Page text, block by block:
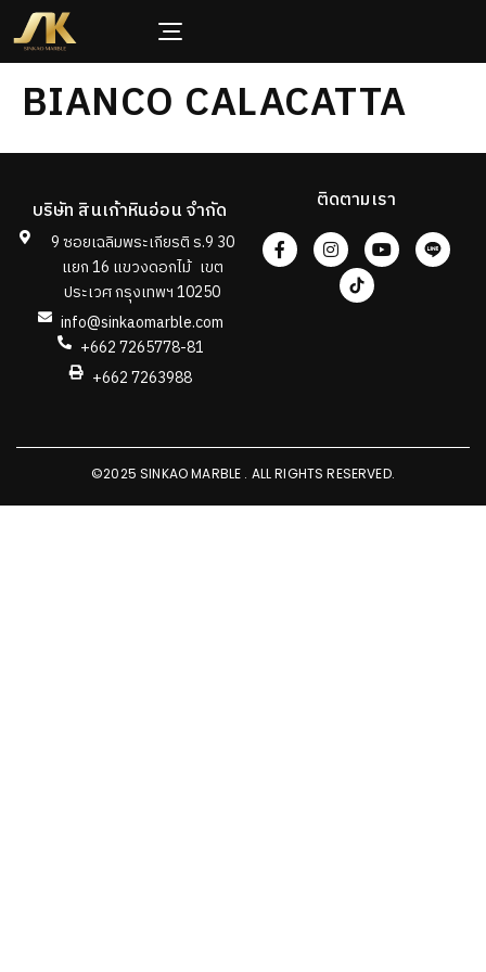
BIANCO CALACATTA
บริษัท สินเก้าหินอ่อน จำกัด
9 ซอยเฉลิมพระเกียรติ ร.9 30
แยก 16 แขวงดอกไม้ เขต
ประเวศ กรุงเทพฯ 10250
info@sinkaomarble.com
+662 7265778-81
+662 7263988
ติดตามเรา
©2025 SINKAO MARBLE . ALL RIGHTS RESERVED.